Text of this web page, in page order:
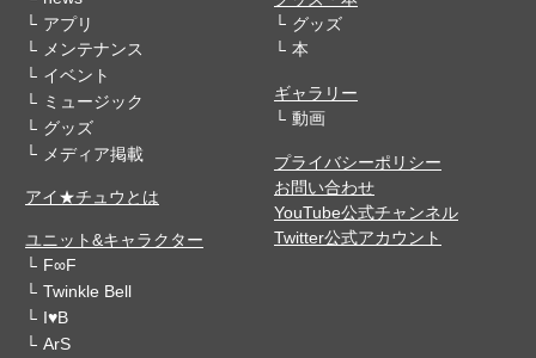
アプリ
メンテナンス
イベント
ミュージック
グッズ
メディア掲載
アイ★チュウとは
ユニット&キャラクター
F∞F
Twinkle Bell
I♥B
ArS
グッズ
本
ギャラリー
動画
プライバシーポリシー
お問い合わせ
YouTube公式チャンネル
Twitter公式アカウント